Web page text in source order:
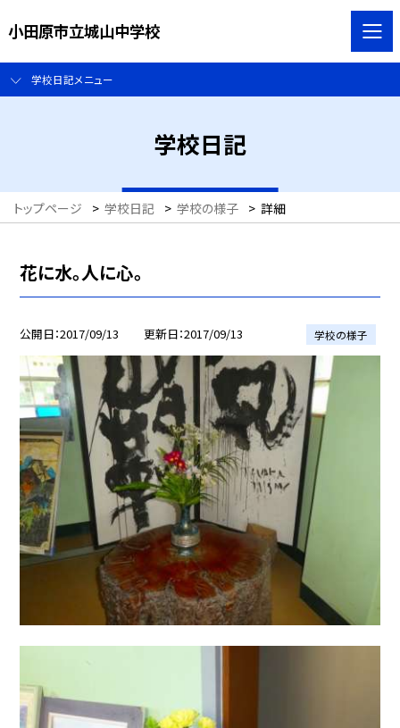
小田原市立城山中学校
学校日記メニュー
学校日記
トップページ > 学校日記 > 学校の様子 > 詳細
花に水。人に心。
公開日 2017/09/13 更新日 2017/09/13 学校の様子